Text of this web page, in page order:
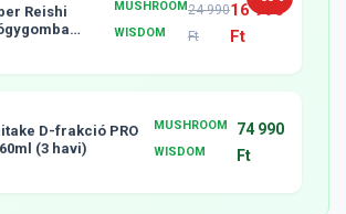
Reishi
MUSHROOM
WISDOM
24 990
Ft
16 990
Ft
D-frakció PRO
(3 havi)
MUSHROOM
WISDOM
74 990
Ft